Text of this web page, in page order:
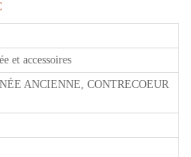
et accessoires
ANCIENNE, CONTRECOEUR